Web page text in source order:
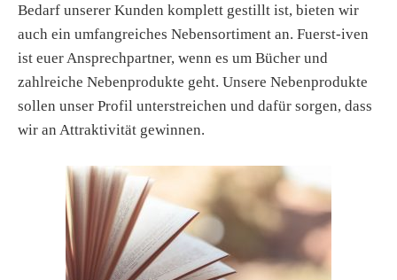
Bedarf unserer Kunden komplett gestillt ist, bieten wir
auch ein umfangreiches Nebensortiment an. Fuerst-iven
ist euer Ansprechpartner, wenn es um Bücher und
zahlreiche Nebenprodukte geht. Unsere Nebenprodukte
sollen unser Profil unterstreichen und dafür sorgen, dass
wir an Attraktivität gewinnen.